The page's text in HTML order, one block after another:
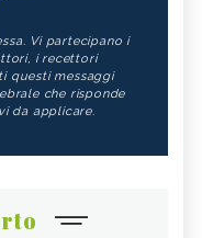
Vi partecipano i
i recettori
questi messaggi
che risponde
da applicare.